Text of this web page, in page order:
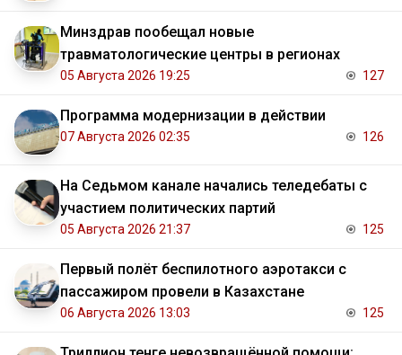
Минздрав пообещал новые
травматологические центры в регионах
05 Августа 2026 19:25 127
Программа модернизации в действии
07 Августа 2026 02:35 126
На Седьмом канале начались теледебаты с
участием политических партий
05 Августа 2026 21:37 125
Первый полёт беспилотного аэротакси с
пассажиром провели в Казахстане
06 Августа 2026 13:03 125